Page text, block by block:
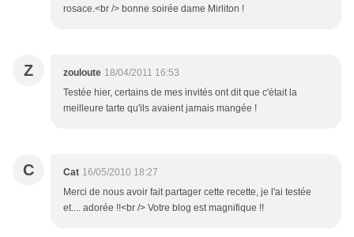
rosace.<br /> bonne soirée dame Mirliton !
Z zouloute 18/04/2011 16:53
Testée hier, certains de mes invités ont dit que c'était la
meilleure tarte qu'ils avaient jamais mangée !
C Cat 16/05/2010 18:27
Merci de nous avoir fait partager cette recette, je l'ai testée
et.... adorée !!<br /> Votre blog est magnifique !!